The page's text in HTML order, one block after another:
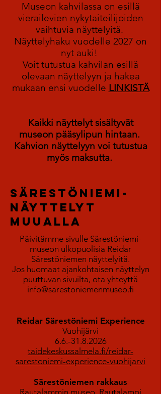
Museon kahvilassa on esillä
vierailevien nykytaiteilijoiden
vaihtuvia näyttelyitä.
Näyttelyhaku vuodelle 2027 on
nyt auki!
Voit tutustua kahvilan esillä
olevaan näyttelyyn ja hakea
mukaan ensi vuodelle LINKISTÄ
Kaikki näyttelyt sisältyvät
museon pääsylipun hintaan.
Kahvion näyttelyyn voi tutustua
myös maksutta.
särestöniemi-
näyttelyt
muualla
Päivitämme sivulle Särestöniemi-
museon ulkopuolisia Reidar
Särestöniemen näyttelyitä.
Jos huomaat ajankohtaisen näyttelyn
puuttuvan sivuilta, ota yhteyttä
info@sarestoniemenmuseo.fi
Reidar Särestöniemi Experience
Vuohijärvi
6.6.-31.8.2026
taidekeskussalmela.fi/reidar-
sarestoniemi-experience-vuohijarvi
Särestöniemen rakkaus
Rautalammin museo, Rautalampi